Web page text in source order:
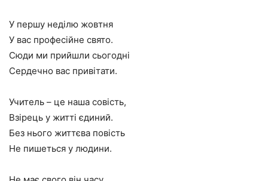
У першу неділю жовтня
У вас професійне свято.
Сюди ми прийшли сьогодні
Сердечно вас привітати.
Учитель – це наша совість,
Взірець у житті єдиний.
Без нього життєва повість
Не пишеться у людини.